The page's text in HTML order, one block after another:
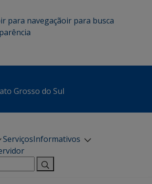
ir para navegaçãoir para busca
Grosso do Sul
ServiçosInformativos